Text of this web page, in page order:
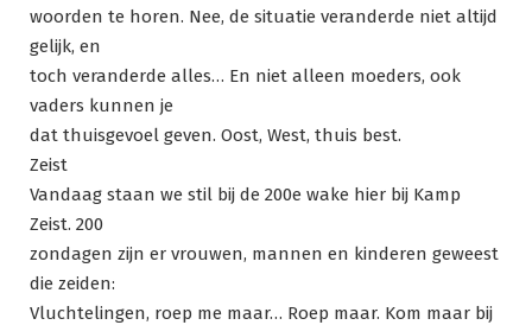
woorden te horen. Nee, de situatie veranderde niet altijd
gelijk, en
toch veranderde alles… En niet alleen moeders, ook
vaders kunnen je
dat thuisgevoel geven. Oost, West, thuis best.
Zeist
Vandaag staan we stil bij de 200e wake hier bij Kamp
Zeist. 200
zondagen zijn er vrouwen, mannen en kinderen geweest
die zeiden:
Vluchtelingen, roep me maar… Roep maar. Kom maar bij